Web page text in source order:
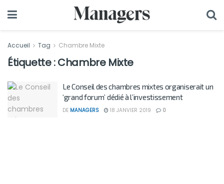
Accueil Tag Chambre Mixte
Étiquette :Chambre Mixte
Le Conseil des chambres mixtes organiserait un
‘grand forum’ dédié à l’investissement
DE MANAGERS 18 JANVIER 2019 0